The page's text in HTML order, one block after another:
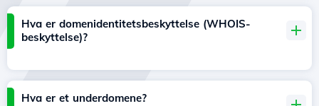
Hva er domenidentitetsbeskyttelse (WHOIS-
beskyttelse)?
Hva er et underdomene?